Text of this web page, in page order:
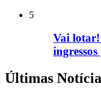
5
Vai
Últimas